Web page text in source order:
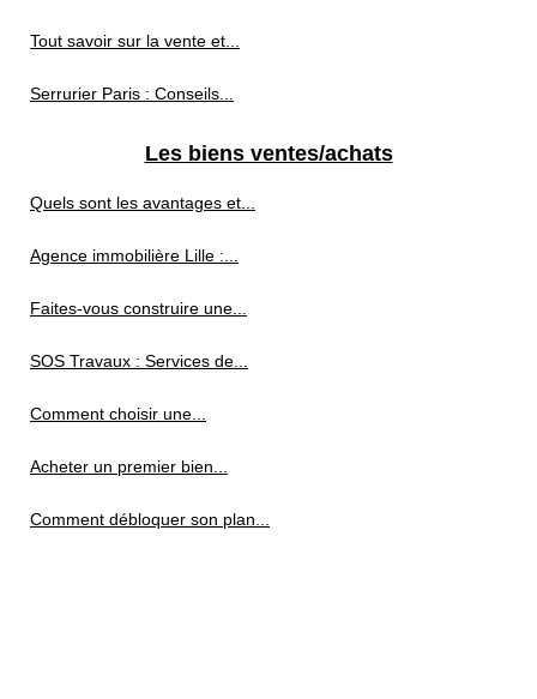
Tout savoir sur la vente et...
Serrurier Paris : Conseils...
Les biens ventes/achats
Quels sont les avantages et...
Agence immobilière Lille :...
Faites-vous construire une...
SOS Travaux : Services de...
Comment choisir une...
Acheter un premier bien...
Comment débloquer son plan...